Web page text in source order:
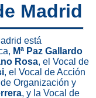
Madrid
está
Mª Paz Gallardo
Rosa, el Vocal de
, el Vocal de Acción
Organización y
, y la Vocal de